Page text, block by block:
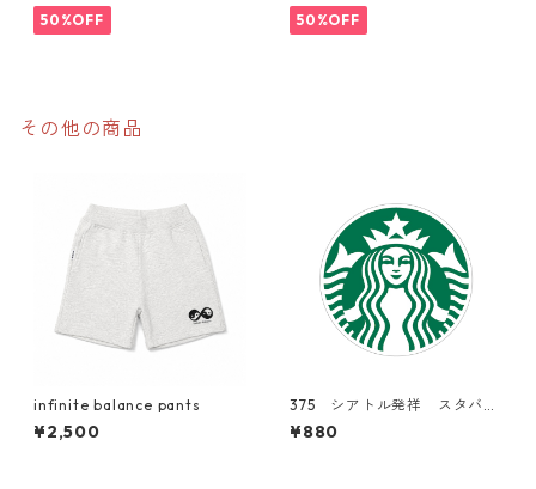
50%OFF 50%OFF
その他の商品
infinite balance pants
¥2,500
375 シアトル発祥 スタバ
スターバックス "California
Market Center" アメリカン
¥880